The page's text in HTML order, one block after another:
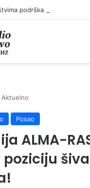
podrška u iznosu od
Aktuelno
Posao
ALMA-
poziciju